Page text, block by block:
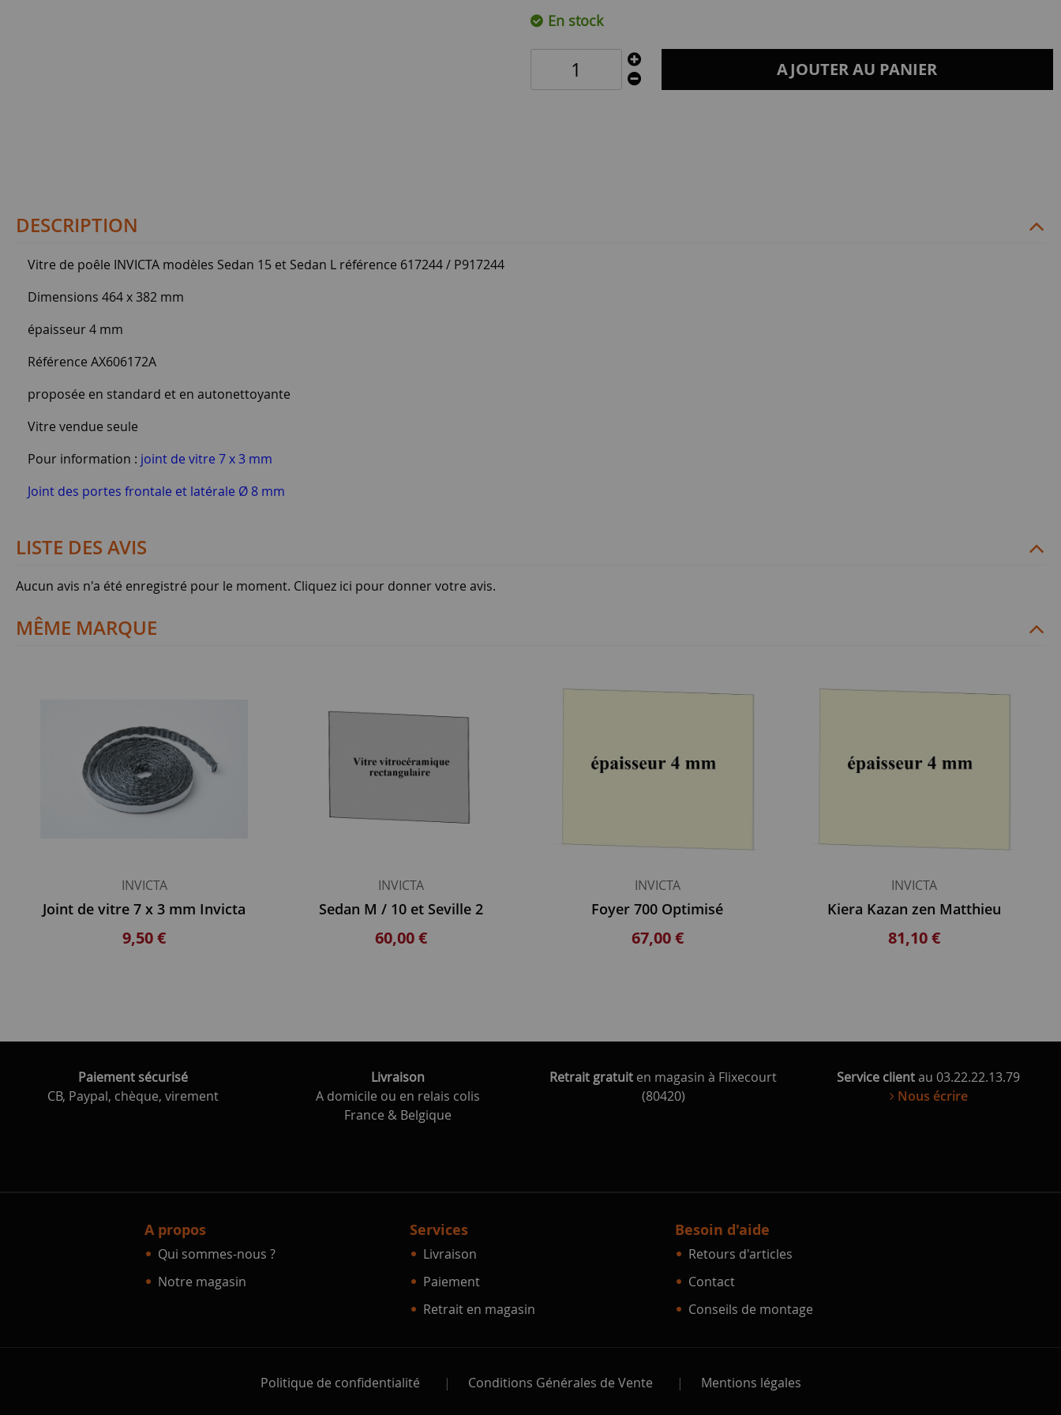
En stock
AJOUTER AU PANIER
DESCRIPTION
Vitre de poêle INVICTA modèles Sedan 15 et Sedan L référence 617244 / P917244
Dimensions 464 x 382 mm
épaisseur 4 mm
Référence AX606172A
proposée en standard et en autonettoyante
Vitre vendue seule
Pour information : joint de vitre 7 x 3 mm
Joint des portes frontale et latérale Ø 8 mm
LISTE DES AVIS
Aucun avis n'a été enregistré pour le moment. Cliquez ici pour donner votre avis.
MÊME MARQUE
INVICTA
Joint de vitre 7 x 3 mm Invicta
9,50 €
INVICTA
Sedan M / 10 et Seville 2
60,00 €
INVICTA
Foyer 700 Optimisé
67,00 €
INVICTA
Kiera Kazan zen Matthieu
81,10 €
Paiement sécurisé
CB, Paypal, chèque, virement
Livraison
A domicile ou en relais colis
France & Belgique
Retrait gratuit en magasin à Flixecourt
(80420)
Service clientau 03.22.22.13.79
Nous écrire
A propos
Qui sommes-nous ?
Notre magasin
Services
Livraison
Paiement
Retrait en magasin
Besoin d'aide
Retours d'articles
Contact
Conseils de montage
Politique de confidentialité | Conditions Générales de Vente | Mentions légales